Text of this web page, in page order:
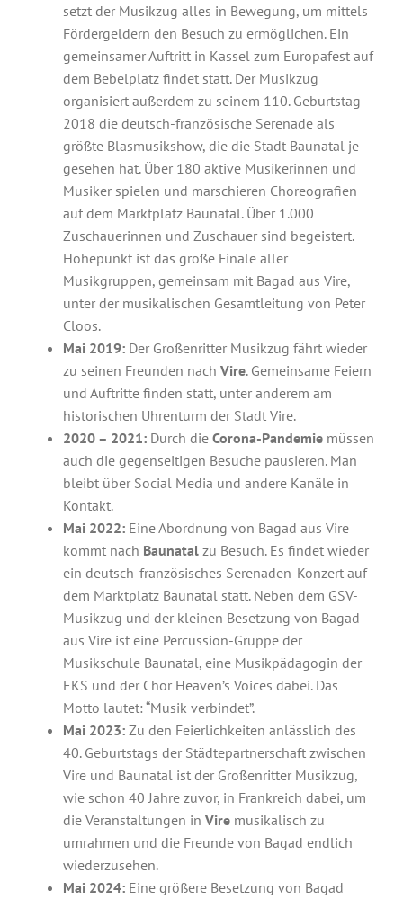
setzt der Musikzug alles in Bewegung, um mittels
Fördergeldern den Besuch zu ermöglichen. Ein
gemeinsamer Auftritt in Kassel zum Europafest auf
dem Bebelplatz findet statt. Der Musikzug
organisiert außerdem zu seinem 110. Geburtstag
2018 die deutsch-französische Serenade als
größte Blasmusikshow, die die Stadt Baunatal je
gesehen hat. Über 180 aktive Musikerinnen und
Musiker spielen und marschieren Choreografien
auf dem Marktplatz Baunatal. Über 1.000
Zuschauerinnen und Zuschauer sind begeistert.
Höhepunkt ist das große Finale aller
Musikgruppen, gemeinsam mit Bagad aus Vire,
unter der musikalischen Gesamtleitung von Peter
Cloos.
Mai 2019:Der Großenritter Musikzug fährt wieder
zu seinen Freunden nach Vire. Gemeinsame Feiern
und Auftritte finden statt, unter anderem am
historischen Uhrenturm der Stadt Vire.
2020 – 2021:Durch die Corona-Pandemiemüssen
auch die gegenseitigen Besuche pausieren. Man
bleibt über Social Media und andere Kanäle in
Kontakt.
Mai 2022:Eine Abordnung von Bagad aus Vire
kommt nach Baunatalzu Besuch. Es findet wieder
ein deutsch-französisches Serenaden-Konzert auf
dem Marktplatz Baunatal statt. Neben dem GSV-
Musikzug und der kleinen Besetzung von Bagad
aus Vire ist eine Percussion-Gruppe der
Musikschule Baunatal, eine Musikpädagogin der
EKS und der Chor Heaven’s Voices dabei. Das
Motto lautet: “Musik verbindet”.
Mai 2023:Zu den Feierlichkeiten anlässlich des
40. Geburtstags der Städtepartnerschaft zwischen
Vire und Baunatal ist der Großenritter Musikzug,
wie schon 40 Jahre zuvor, in Frankreich dabei, um
die Veranstaltungen in Viremusikalisch zu
umrahmen und die Freunde von Bagad endlich
wiederzusehen.
Mai 2024:Eine größere Besetzung von Bagad